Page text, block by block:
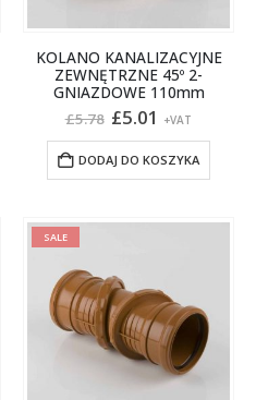
KOLANO KANALIZACYJNE
ZEWNĘTRZNE 45º 2-
GNIAZDOWE 110mm
£5.78 Pierwotna
cena
wynosiła:
£5.78.
£5.01 Aktualna
cena
wynosi:
£5.01.
+VAT
DODAJ DO KOSZYKA
SALE